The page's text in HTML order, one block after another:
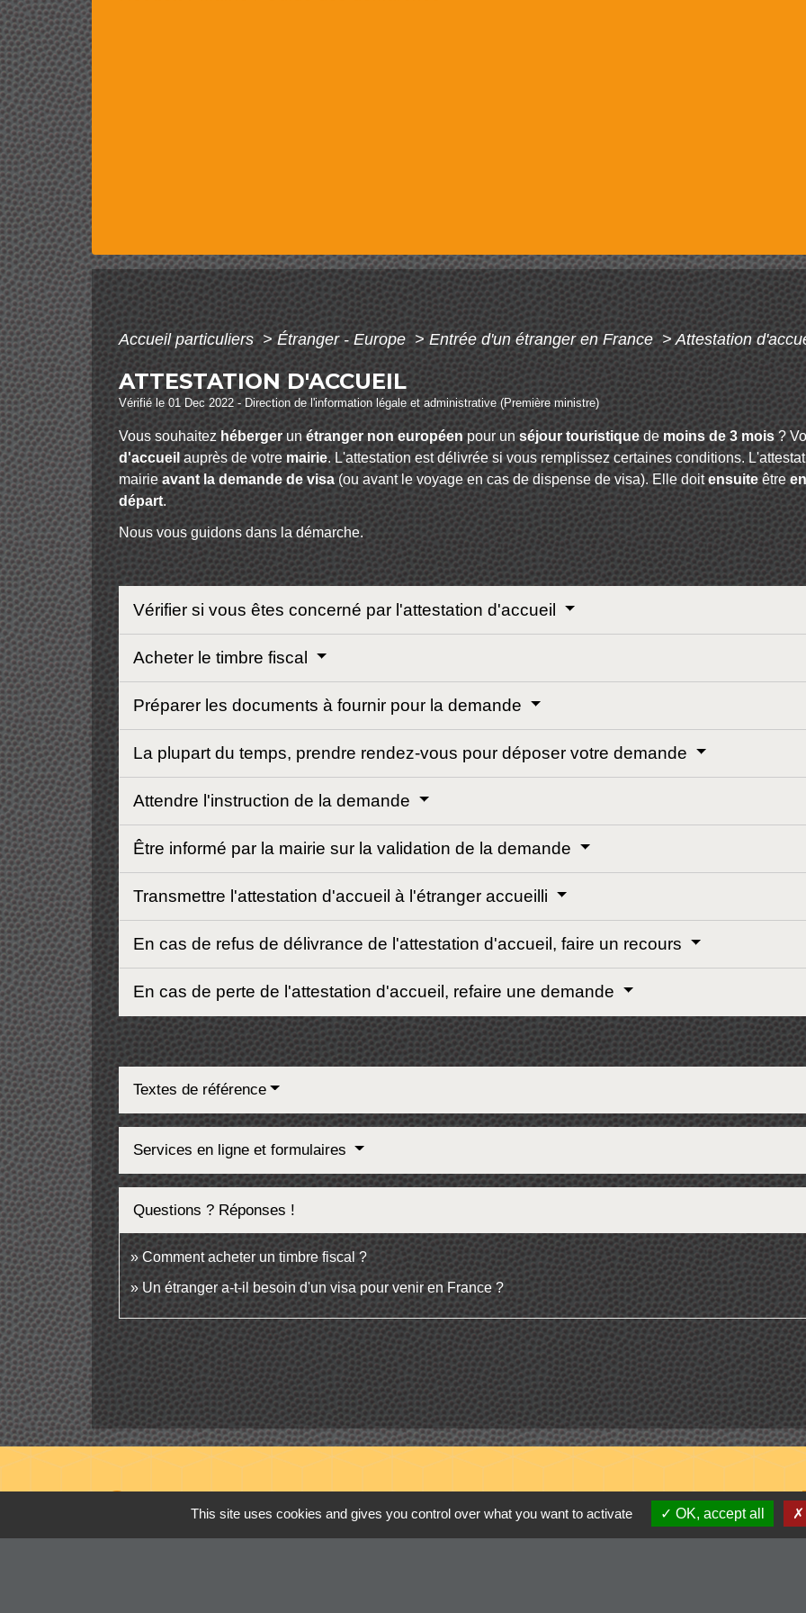
Accueil particuliers> Étranger - Europe > Entrée d'un étranger en France > Attestation
ATTESTATION D'ACCUEIL
Vérifié le 01 Dec 2022 - Direction de l'information légale et administrative (Première ministre)
Vous souhaitez héberger unétranger non européenpour unséjour touristiquedemoins de 3 mois?
d'accueil auprès de votremairie. L'attestation est délivrée si vous remplissez certaines conditions.
mairie avant la demande de visa (ou avant le voyage en cas de dispense de visa). Elle doitensuiteêtre
départ.
Nous vous guidons dans la démarche.
Vérifier si vous êtes concerné par l'attestation d'accueil
Acheter le timbre fiscal
Préparer les documents à fournir pour la demande
La plupart du temps, prendre rendez-vous pour déposer votre demande
Attendre l'instruction de la demande
Être informé par la mairie sur la validation de la demande
Transmettre l'attestation d'accueil à l'étranger accueilli
En cas de refus de délivrance de l'attestation d'accueil, faire un recours
En cas de perte de l'attestation d'accueil, refaire une demande
Textes de référence
Services en ligne et formulaires
Questions ? Réponses !
Comment acheter un timbre fiscal ?
Un étranger a-t-il besoin d'un visa pour venir en France ?
ContactsThis site uses cookies and gives you control over what you want to activate OK, accept all